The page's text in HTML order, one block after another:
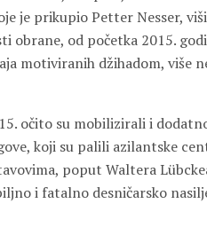
je prikupio Petter Nesser,
obrane, od početka 2015.
motiviranih džihadom, više
očito su mobilizirali i
koji su palili azilantske
poput Waltera
i fatalno desničarsko